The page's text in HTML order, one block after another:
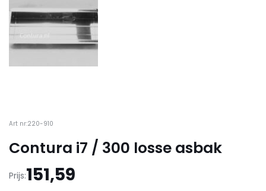
Art nr:220-910
Contura i7 / 300 losse asbak
Prijs:151,59